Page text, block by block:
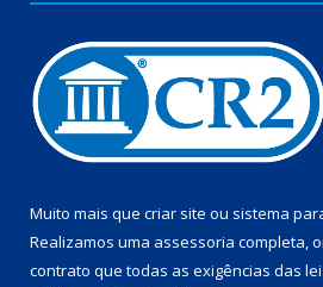
Muito mais que criar site ou sistema
Realizamos uma assessoria completa,
contrato que todas as exigências das